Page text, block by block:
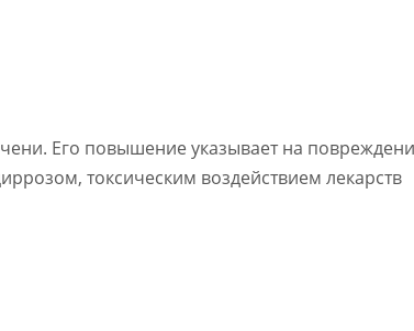
Его повышение указывает на
токсическим воздействием лекарств